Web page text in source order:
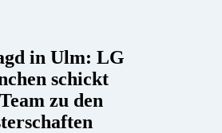
in Ulm: LG
schickt
zu den